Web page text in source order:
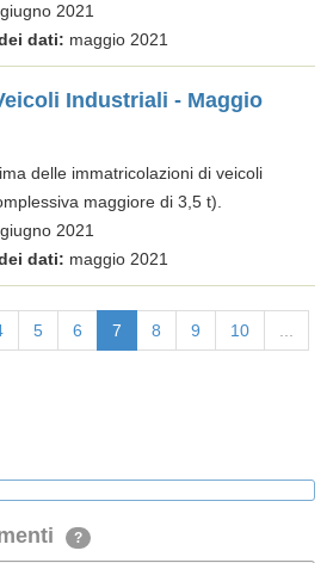
2021
dati: maggio 2021
Industriali - Maggio
delle immatricolazioni di veicoli
maggiore di 3,5 t).
2021
dati: maggio 2021
5 6 7 8 9 10
?